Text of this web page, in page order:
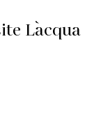
L`acqua